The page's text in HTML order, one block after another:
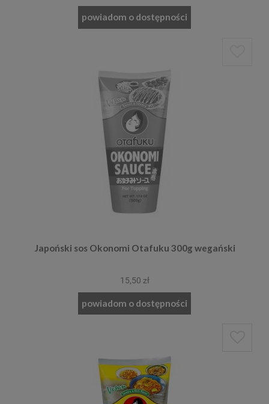
powiadom o dostępności
Japoński sos Okonomi Otafuku 300g wegański
15,50 zł
powiadom o dostępności